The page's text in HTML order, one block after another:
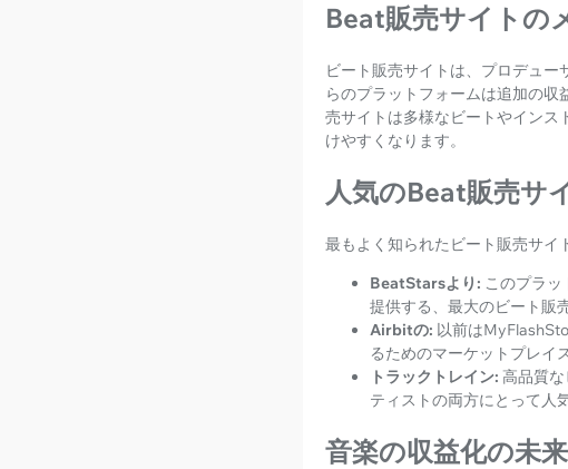
Beat販売サイトの
ビート販売サイトは、プロデュ
らのプラットフォームは追加の
売サイトは多様なビートやインス
けやすくなります。
人気のBeat販売サ
最もよく知られたビート販売サイ
BeatStarsより: このプラ
提供する、最大のビート販
Airbitの: 以前は
るためのマーケットプレイ
トラックトレイン: 高品質
ティストの両方にとって人
音楽の収益化の未来